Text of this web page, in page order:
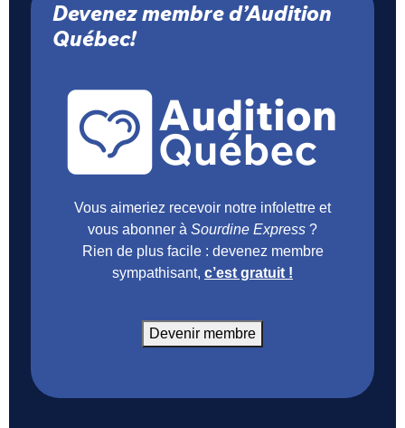
Devenez membre d’Audition
Québec!
Vous aimeriez recevoir notre infolettre et
vous abonner à Sourdine Express ?
Rien de plus facile : devenez membre
sympathisant, c’est gratuit !
Devenir membre